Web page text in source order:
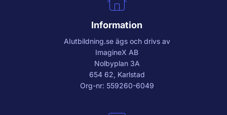
Information
AIutbildning.seägs och drivs av
ImagineX AB
Nolbyplan 3A
654 62, Karlstad
Org-nr: 559260-6049